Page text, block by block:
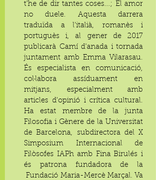
t'he de dir tantes coses...; El amor
no duele. Aquesta darrera
traduïda a l'italià, romanès i
portuguès i, al gener de 2017
publicarà Camí d'anada i tornada
juntament amb Emma Vilarasau.
És especialista en comunicació,
col·labora assíduament en
mitjans, especialment amb
articles d'opinió i crítica cultural.
Ha estat membre de la junta
Filosofia i Gènere de la Universitat
de Barcelona, subdirectora del X
Simposium Internacional de
Filòsofes IAPh amb Fina Birulés i
és patrona fundadora de la
Fundació Maria-Mercè Marçal. Va